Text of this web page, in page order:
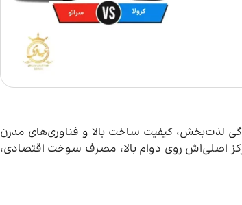
لذت‌بخش، کیفیت ساخت بالا و فناوری‌های مدرن
اصلی‌اش روی دوام بالا، مصرف سوخت اقتصادی،